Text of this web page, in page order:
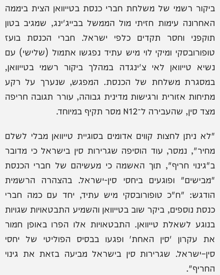
ביקור רשמי של משלחת חברי כנסת בטייוואן הצית ביממה
האחרונה עימות חזיתי מול הממשל בבייג'ינג, שמגיב בטון
תוקפני וחסר תקדים כלפי ישראל. חברי הכנסת בועז
טופורובסקי ומיקי לוי מיש עתיד נפגשו אתמול (שלישי) עם
נשיא טייוואן לאי צ'ינגדה במהלך ביקור רשמי בטייוואן,
במסגרת משלחת של הכנסת. המפגש, שנערך על רקע
מתיחות אזורית ורגישות מדינית גבוהה, עורר תגובה חריפה
מצד סין, שהעבירה ל־N12 מסר תקיף במיוחד.
"לא ניתן לחצות קווים אדומים בסוגיית טייוואן מבלי לשלם
מחיר", נמסר, עוד הוסיפה שגרירות סין בישראל כי מדובר
ב"גינוי חריף", תוך האשמה כי מעשיהם של חברי הכנסת
"מבישים" ופוגעים ביחסי סין-ישראל. בהצהרה הרשמית
הודגש: "ח"כ טופורובסקי מיש עתיד, יחד עם כמה חברי
כנסת נוספים, ביקר שוב בטייוואן והשמיע התבטאויות שגויות
בנוגע לשאלת טייוואן. התבטאויות אלו הפרו באופן חמור
את עקרון 'סין האחת' ופגעו בבסיס הפוליטי של יחסי
סין–ישראל. שגרירות סין בישראל מביעה בזאת את גינוי
החריף".